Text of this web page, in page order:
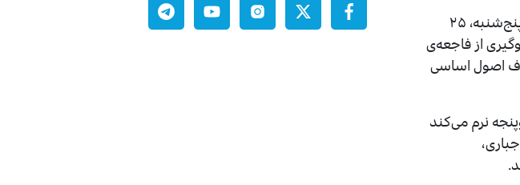
سازمان عفو بین‌الملل در سومین سالروز تسلط دوباره‌ی طالبان بر افغانستان امروز ( ‌پنج‌شنبه، ۲۵
از فاجعه‌ی
اصول اساسی
نرم می‌کند